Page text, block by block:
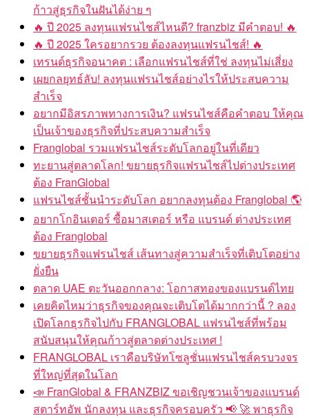
ก้าวสู่ธุรกิจในฝันได้ง่าย ๆ
🔥 ปี 2025 ลงทุนแฟรนไชส์ไหนดี? franzbiz มีคำตอบ! 🔥
🔥 ปี 2025 ใครอยากรวย ต้องลงทุนแฟรนไชส์! 🔥
เทรนด์ธุรกิจอนาคต : เลือกแฟรนไชส์ที่ใช่ ลงทุนไม่เสี่ยง
เผยกลยุทธ์ลับ! ลงทุนแฟรนไชส์อย่างไรให้ประสบความ
สำเร็จ
อยากมีอิสรภาพทางการเงิน? แฟรนไชส์คือคำตอบ ให้คุณ
เป็นเจ้าของธุรกิจที่ประสบความสำเร็จ
Franglobal รวมแฟรนไชส์ระดับโลกอยู่ในที่เดียว
ทะยานสู่ตลาดโลก! ขยายธุรกิจแฟรนไชส์ไปต่างประเทศ
ต้อง FranGlobal
แฟรนไชส์ชั้นนำระดับโลก อยากลงทุนต้อง Franglobal 🌎
อยากโกอินเตอร์ ซื้อมาสเตอร์ หรือ แบรนด์ ต่างประเทศ
ต้อง Franglobal
ขยายธุรกิจแฟรนไชส์ เส้นทางสู่ความสำเร็จที่เติบโตอย่าง
ยั่งยืน
ตลาด UAE ตะวันออกกลาง: โอกาสทองของแบรนด์ไทย
เคยคิดไหมว่าธุรกิจของคุณจะเติบโตได้มากกว่านี้ ? ลอง
เปิดโลกธุรกิจไปกับ FRANGLOBAL แฟรนไชส์ที่พร้อม
สนับสนุนให้คุณก้าวสู่ตลาดต่างประเทศ !
FRANGLOBAL เราคือบริษัทโซลูชั่นแฟรนไชส์ครบวงจร
ที่ใหญ่ที่สุดในโลก
📣 FranGlobal & FRANZBIZ ขอเชิญชวนเจ้าของแบรนด์
สตาร์ทอัพ นักลงทุน และธุรกิจครอบครัว 📢 🚀 พาธุรกิจ